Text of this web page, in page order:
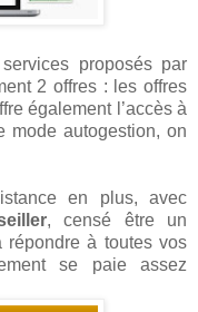
proposés par
2 offres : les offres
également l’accès à
mode autogestion, on
en plus, avec
, censé être un
répondre à toutes vos
se paie assez